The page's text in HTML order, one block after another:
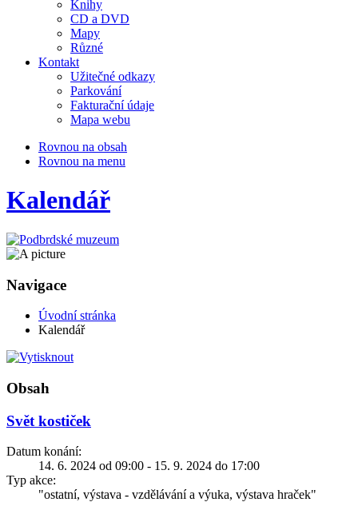
Knihy
CD a DVD
Mapy
Různé
Kontakt
Užitečné odkazy
Parkování
Fakturační údaje
Mapa webu
Rovnou na obsah
Rovnou na menu
Kalendář
Navigace
Úvodní stránka
Kalendář
Obsah
Svět kostiček
Datum konání:
14. 6. 2024 od 09:00 - 15. 9. 2024 do 17:00
Typ akce:
"ostatní, výstava - vzdělávání a výuka, výstava hraček"